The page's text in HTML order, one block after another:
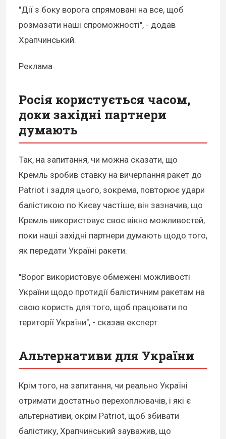
"Дії з боку ворога спрямовані на все, щоб
розмазати наші спроможності", - додав
Храпчинський.
Реклама
Росія користується часом,
доки західні партнери
думають
Так, на запитання, чи можна сказати, що
Кремль зробив ставку на вичерпання ракет до
Patriot і задля цього, зокрема, повторює удари
балістикою по Києву частіше, він зазначив, що
Кремль використовує своє вікно можливостей,
поки наші західні партнери думають щодо того,
як передати Україні ракети.
"Ворог використовує обмежені можливості
України щодо протидії балістичним ракетам на
свою користь для того, щоб працювати по
території України", - сказав експерт.
Альтернативи для України
Крім того, на запитання, чи реально Україні
отримати достатньо перехоплювачів, і які є
альтернативи, окрім Patriot, щоб збивати
балістику, Храпчинський зауважив, що